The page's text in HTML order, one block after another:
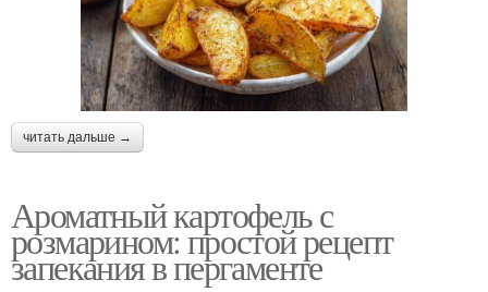
читать дальше →
Ароматный картофель с
розмарином: простой рецепт
запекания в пергаменте